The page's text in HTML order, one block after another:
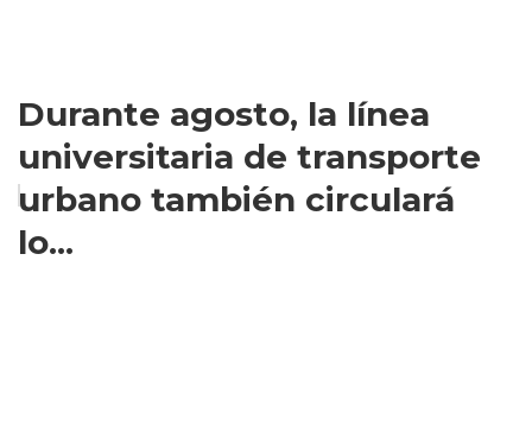
Durante agosto, la línea
universitaria de transporte
urbano también circulará
lo...